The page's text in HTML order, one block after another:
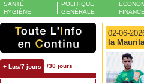
SANTÉ
HYGIÈNE
POLITIQUE
GÉNÉRALE
FINANCE
+ Lus/7 jours /30 jours
02-06-
la